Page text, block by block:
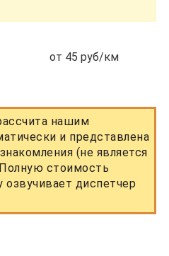
от 45 руб/км
нашим
и представлена
(не является
стоимость
диспетчер